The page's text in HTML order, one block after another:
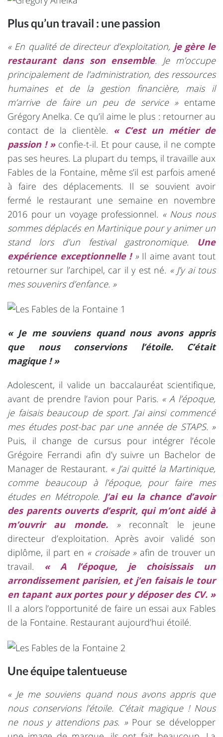
Plus qu’un travail : une passion
« En qualité de directeur d’exploitation, je gère le
restaurant dans son ensemble. Je m’occupe
principalement de l’administration, des ressources
humaines et de la gestion financière, mais il
m’arrive de faire un peu de service » entame
Grégory Anelka. Ce qu’il aime le plus : retourner au
contact de la clientèle. « C’est un métier de
passion ! » confie-t-il. Et pour cause, il ne compte
pas ses heures. La plupart du temps, il travaille aux
Fables de la Fontaine, même s’il est parfois amené
à faire des déplacements. Il se souvient avoir
fermé le restaurant une semaine en novembre
2016 pour un voyage professionnel. « Nous nous
sommes déplacés en Martinique pour y animer un
stand lors d’un festival gastronomique. Une
expérience exceptionnelle !» Il aime avant tout
retourner sur l’archipel, car il y est né. « J’y ai tous
mes souvenirs d’enfance. »
« Je me souviens quand nous avons appris
que nous conservions l’étoile. C’était
magique ! »
Adolescent, il valide un baccalauréat scientifique,
avant de prendre l’avion pour Paris. « A l’époque,
je faisais beaucoup de sport. J’ai ainsi commencé
mes études post-bac par une année de STAPS. »
Puis, il change de cursus pour intégrer l’école
Grégoire Ferrandi afin d’y suivre un Bachelor de
Manager de Restaurant. « J’ai quitté la Martinique,
comme beaucoup à l’époque, pour faire mes
études en Métropole. J’ai eu la chance d’avoir
des parents ouverts d’esprit, qui m’ont aidé à
m’ouvrir au monde. »reconnaît le jeune
directeur d’exploitation. Après avoir validé son
diplôme, il part en « croisade » afin de trouver un
travail. « A l’époque, je choisissais un
arrondissement parisien, et j’en faisais le tour
en tapant aux portes pour y déposer des CV. »
Il a alors l’opportunité de faire un essai aux Fables
de la Fontaine. Restaurant aujourd’hui étoilé.
Une équipe talentueuse
« Je me souviens quand nous avons appris que
nous conservions l’étoile. C’était magique ! Nous
ne nous y attendions pas. » Pour se développer